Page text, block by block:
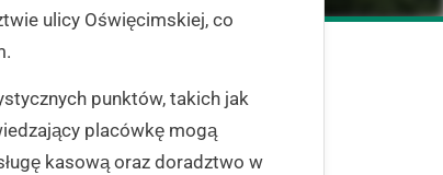
ulicy Oświęcimskiej, co
punktów, takich jak
placówkę mogą
kasową oraz doradztwo w